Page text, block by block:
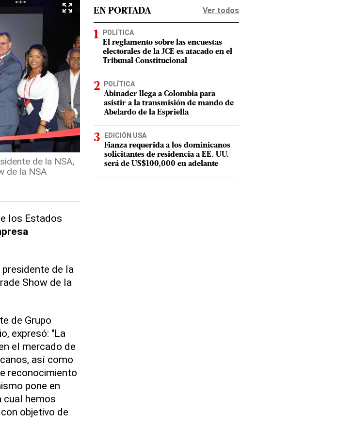
de la NSA,
de la NSA
los Estados
de la
Show de la
de Grupo
expresó: "La
el mercado de
así como
reconocimiento
pone en
cual hemos
objetivo de
EN PORTADA Ver todos
POLÍTICA
El reglamento sobre las encuestas
electorales de la JCE es atacado en el
Tribunal Constitucional
POLÍTICA
Abinader llega a Colombia para
asistir a la transmisión de mando de
Abelardo de la Espriella
EDICIÓN USA
Fianza requerida a los dominicanos
solicitantes de residencia a EE. UU.
será de US$100,000 en adelante